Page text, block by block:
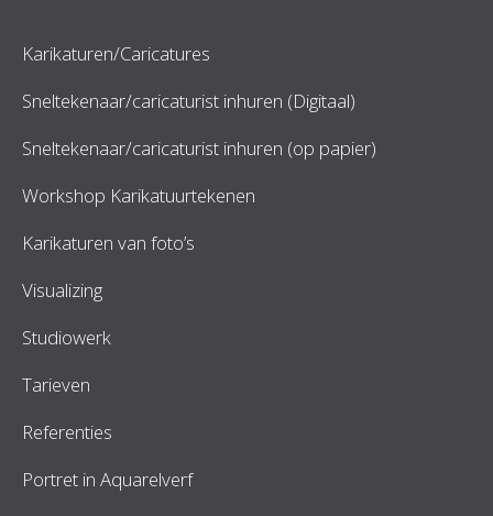
Karikaturen/Caricatures
Sneltekenaar/caricaturist inhuren (Digitaal)
Sneltekenaar/caricaturist inhuren (op papier)
Workshop Karikatuurtekenen
Karikaturen van foto’s
Visualizing
Studiowerk
Tarieven
Referenties
Portret in Aquarelverf